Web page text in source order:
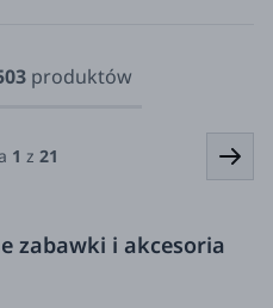
produktów
1 z 21
zabawki i akcesoria